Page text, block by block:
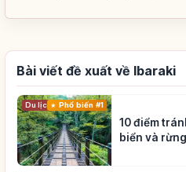
Bài viết đề xuất về Ibaraki
Du lịch Phổ biến #1
10 điểm
biển và rừng